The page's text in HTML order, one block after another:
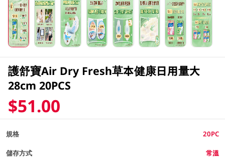
護舒寶Air Dry Fresh草本健康日用量大
28cm 20PCS
$51.00
規格 20PC
儲存方式 常溫